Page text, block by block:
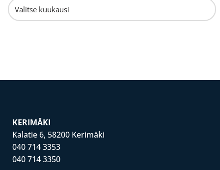
KERIMÄKI
Kalatie 6, 58200 Kerimäki
040 714 3353
040 714 3350